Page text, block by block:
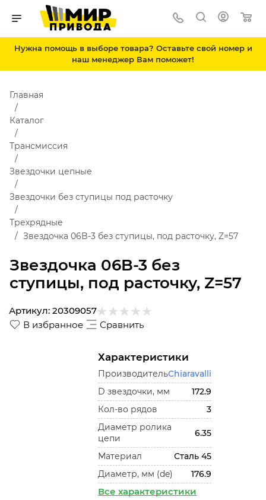
Нужна помощь в выборе товара? Оставьте свой номер и
наш менеджер Вам поможет!
Звездочка 06B-3 без
ступицы, под расточку, Z=57
Главная
Каталог
Трансмиссия
Звездочки цепные
Звездочки без ступицы под расточку
Трехрядные
Звездочка 06B-3 без ступицы, под расточку, Z=57
В избранное Сравнить
Артикул: 20309057
Характеристики
ПроизводительChiaravalli
D звездочки, мм
172.9
Кол-во рядов
3
Диаметр ролика
цепи
6.35
Материал
Сталь 45
Диаметр, мм (de)
176.9
Все характеристики